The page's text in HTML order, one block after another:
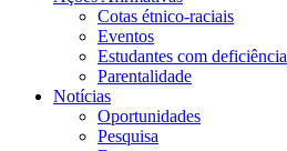
Cotas étnico-raciais
Eventos
Estudantes com deficiência
Parentalidade
Notícias
Oportunidades
Pesquisa